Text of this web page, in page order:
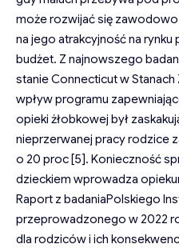
może rozwijać się zawodowo
na jego atrakcyjność na
budżet. Z najnowszego
stanie Connecticut w
wpływ programu
opieki żłobkowej był
nieprzerwanej pracy rodzice
o 20 proc [5]. Konieczność
dzieckiem wprowadza
Raport z badaniaPolskiego
przeprowadzonego w 2022
dla rodziców i ich